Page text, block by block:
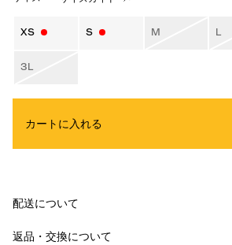
XS S M L
3L
カートに入れる
配送について
返品・交換について